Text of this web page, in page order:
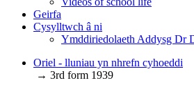
Geirfa
Cysylltwch â ni
​Ymddiriedolaeth Addysg Dr
Oriel - lluniau yn nhrefn cyhoeddi
→ 3rd form 1939